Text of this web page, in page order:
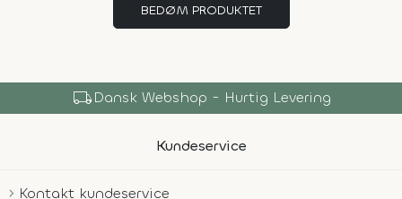
BEDØM PRODUKTET
local_shippingDansk Webshop - Hurtig Levering
Kundeservice
Kontakt kundeservice